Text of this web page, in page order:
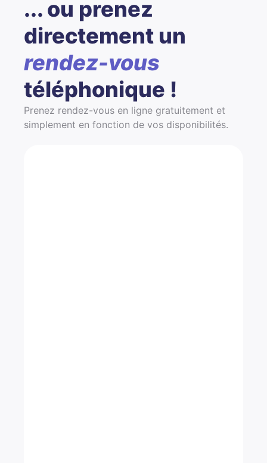
... ou prenez
directement un
rendez-vous
téléphonique !
Prenez rendez-vous en ligne gratuitement et
simplement en fonction de vos disponibilités.